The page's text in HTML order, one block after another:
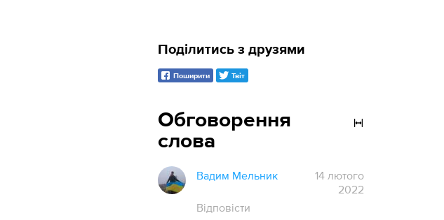
Обговорення
слова
Вадим Мельник
14 лютого
2022
Відповісти
Поділитись з друзями
Поширити Твіт